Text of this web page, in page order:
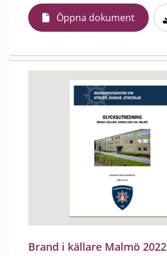
Öppna dokument
Brand i källare Malmö 2022